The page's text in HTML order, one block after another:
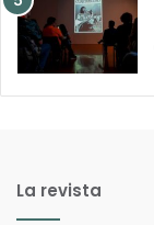
La revista